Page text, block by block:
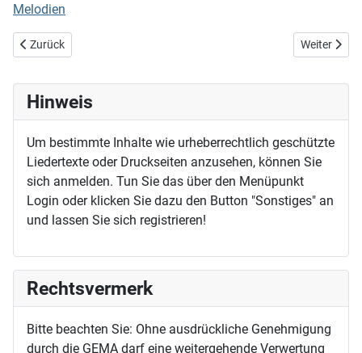
Melodien
Vorheriger Beitrag: Nun, Herr, in deinem Namen
Zurück Nächster
Weiter
Hinweis
Um bestimmte Inhalte wie urheberrechtlich geschützte
Liedertexte oder Druckseiten anzusehen, können Sie
sich anmelden. Tun Sie das über den Menüpunkt
Login oder klicken Sie dazu den Button "Sonstiges" an
und lassen Sie sich registrieren!
Rechtsvermerk
Bitte beachten Sie: Ohne ausdrückliche Genehmigung
durch die GEMA darf eine weitergehende Verwertung